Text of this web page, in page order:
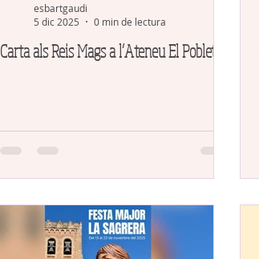
Carta als Reis Mags a l’Ateneu El Poblet
esbartgaudi
5 dic 2025
0 min de lectura